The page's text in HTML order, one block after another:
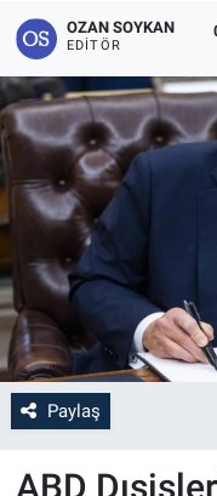
OZAN SOYKAN
EDITÖR
Paylaş
ABD